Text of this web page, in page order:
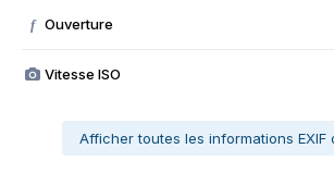
f Ouverture
Vitesse ISO
Afficher toutes les informations EXIF